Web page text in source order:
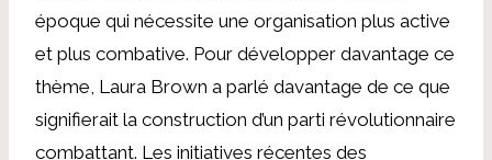
époque qui nécessite une organisation plus active
et plus combative. Pour développer davantage ce
thème, Laura Brown a parlé davantage de ce que
signifierait la construction d’un parti révolutionnaire
combattant. Les initiatives récentes des